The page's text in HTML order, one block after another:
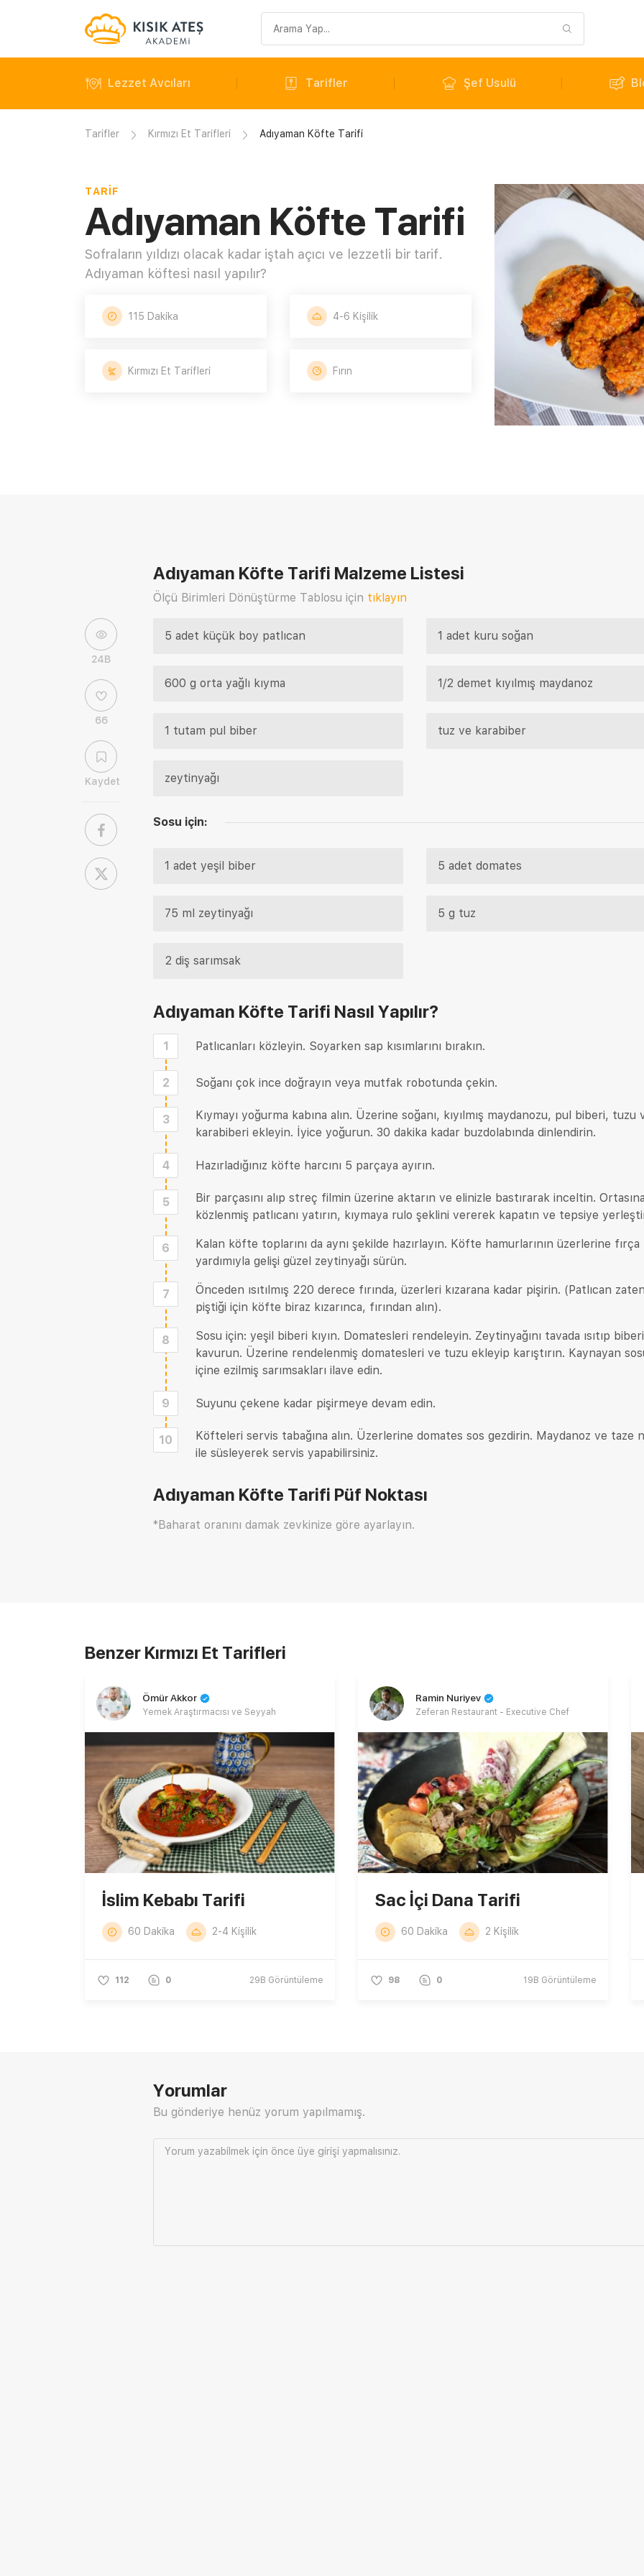
sorgusu
Lezzet Avcıları Tarifler Şef Usulü
Tarifler Kırmızı Et Tarifleri Adıyaman Köfte Tarifi
TARIF
Adıyaman Köfte Tarifi
Sofraların yıldızı olacak kadar iştah açıcı ve lezzetli bir tarif.
Adıyaman köftesi nasıl yapılır?
115 Dakika 4-6 Kişilik
Kırmızı Et Tarifleri Fırın
24B
66
Kaydet
Adıyaman Köfte Tarifi Malzeme Listesi
Ölçü Birimleri Dönüştürme Tablosu için tıklayın
5 adet küçük boy patlıcan 1 adet kuru soğan
600 g orta yağlı kıyma 1/2 demet kıyılmış maydanoz
1 tutam pul biber tuz ve karabiber
zeytinyağı
Sosu için:
1 adet yeşil biber 5 adet domates
75 ml zeytinyağı 5 g tuz
2 diş sarımsak
Adıyaman Köfte Tarifi Nasıl Yapılır?
1 Patlıcanları közleyin. Soyarken sap kısımlarını bırakın.
2 Soğanı çok ince doğrayın veya mutfak robotunda çekin.
3
Kıymayı yoğurma kabına alın. Üzerine soğanı, kıyılmış maydanozu, pul biberi, tuzu
karabiberi ekleyin. İyice yoğurun. 30 dakika kadar buzdolabında dinlendirin.
4 Hazırladığınız köfte harcını 5 parçaya ayırın.
5
Bir parçasını alıp streç filmin üzerine aktarın ve elinizle bastırarak inceltin. Ortasına
közlenmiş patlıcanı yatırın, kıymaya rulo şeklini vererek kapatın ve tepsiye
6
Kalan köfte toplarını da aynı şekilde hazırlayın. Köfte hamurlarının üzerlerine fırça
yardımıyla gelişi güzel zeytinyağı sürün.
7
Önceden ısıtılmış 220 derece fırında, üzerleri kızarana kadar pişirin. (Patlıcan zaten
piştiği için köfte biraz kızarınca, fırından alın).
8
Sosu için: yeşil biberi kıyın. Domatesleri rendeleyin. Zeytinyağını tavada ısıtıp biberi
kavurun. Üzerine rendelenmiş domatesleri ve tuzu ekleyip karıştırın. Kaynayan
içine ezilmiş sarımsakları ilave edin.
9 Suyunu çekene kadar pişirmeye devam edin.
10
Köfteleri servis tabağına alın. Üzerlerine domates sos gezdirin. Maydanoz ve taze
ile süsleyerek servis yapabilirsiniz.
Adıyaman Köfte Tarifi Püf Noktası
*Baharat oranını damak zevkinize göre ayarlayın.
Benzer Kırmızı Et Tarifleri
Ömür Akkor
Yemek Araştırmacısı ve Seyyah
İslim Kebabı Tarifi
60 Dakika 2-4 Kişilik
112 0 29B Görüntüleme
Ramin Nuriyev
Zeferan Restaurant - Executive Chef
Sac İçi Dana Tarifi
60 Dakika 2 Kişilik
98 0 19B Görüntüleme
Yorumlar
Bu gönderiye henüz yorum yapılmamış.
Yorum yazabilmek için önce üye girişi yapmalısınız.